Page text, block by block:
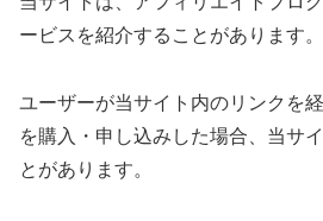
ービスを紹介することがあります。
ユーザーが当サイト内のリンクを
を購入・申し込みした場合、当サ
とがあります。